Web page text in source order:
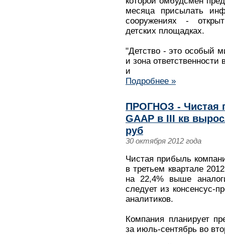
месяца присылать
сооружениях -
детских площадках.
"Детство - это особый
и зона
и
Подробнее »
ПРОГНОЗ - Чистая
GAAP в III кв
руб
30 октября 2012 года
Чистая прибыль
в третьем квартале
на 22,4% выше
следует из консенсус-
аналитиков.
Компания планирует
за июль-сентябрь во